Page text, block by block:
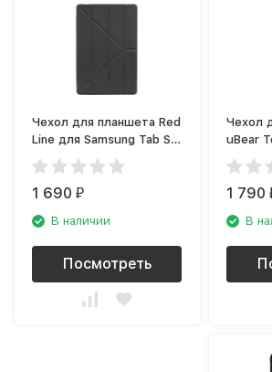
Чехол для планшета Red
Line для Samsung Tab S6
Lite, тёмно-серый
1 690₽
В наличии
Посмотреть
Чехол
uBear
Pro 11,
1 790
В